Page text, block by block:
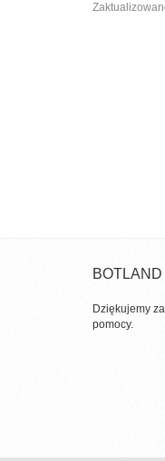
BOTLAND
Dziękujemy
pomocy.